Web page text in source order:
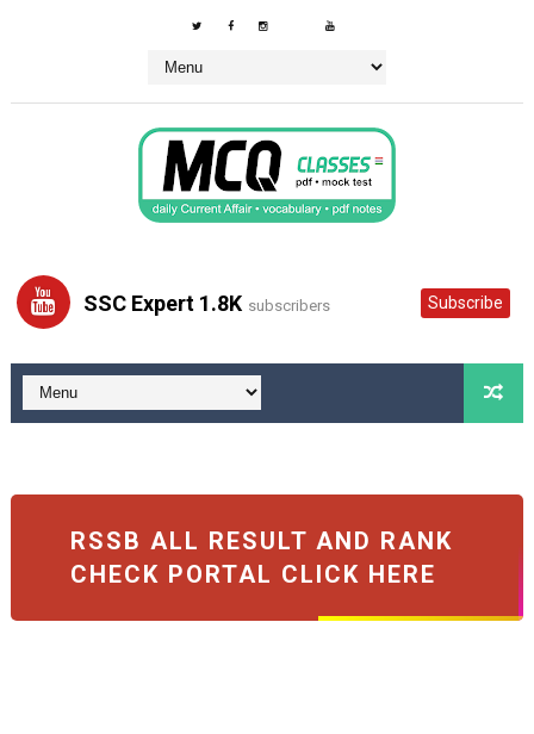
SSC Expert 1.8K subscribers Subscribe
RSSB ALL RESULT AND RANK
CHECK PORTAL CLICK HERE